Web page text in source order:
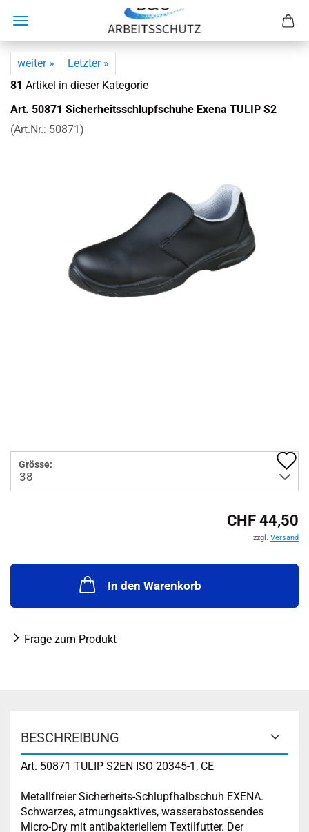
weiter »
Letzter »
81 Artikel in dieser Kategorie
Art. 50871 Si­cher­heits­schlupf­schu­he Exena TULIP S2
(Art.Nr.: 50871)
Grösse:
CHF 44,50
zzgl. Versand
In den Warenkorb
Frage zum Produkt
BESCHREIBUNG
Art. 50871 TULIP S2EN ISO 20345-1, CE
Metallfreier Sicherheits-Schlupfhalbschuh EXENA.
Schwarzes, atmungsaktives, wasserabstossendes
Micro-Dry mit antibakteriellem Textilfutter. Der